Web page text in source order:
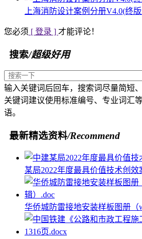
上海消防设计案例分册V4.0(终
您必须 [ 登录 ] 才能评论！
搜索/超级好用
输入关键词后回车，搜索词尽量简短、
关键词建议使用标准编号、专业词汇
语。
最新精选资料/Recommend
某局2022年度最具价值技术创效
华侨城防雷接地安装样板图册（